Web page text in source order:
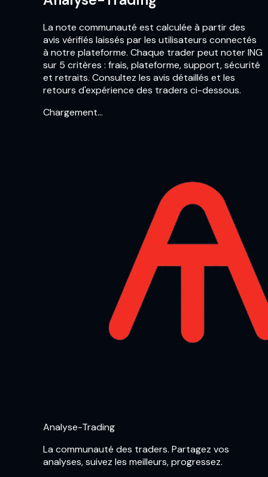
La note communauté est calculée à partir des
avis vérifiés laissés par les utilisateurs connectés
à notre plateforme. Chaque trader peut noter ING
sur 5 critères : frais, plateforme, support, sécurité
et retraits. Consultez les avis détaillés et les
retours d'expérience des traders ci-dessous.
Chargement…
Analyse-Trading
La communauté des traders. Partagez vos
analyses, suivez les meilleurs, progressez.